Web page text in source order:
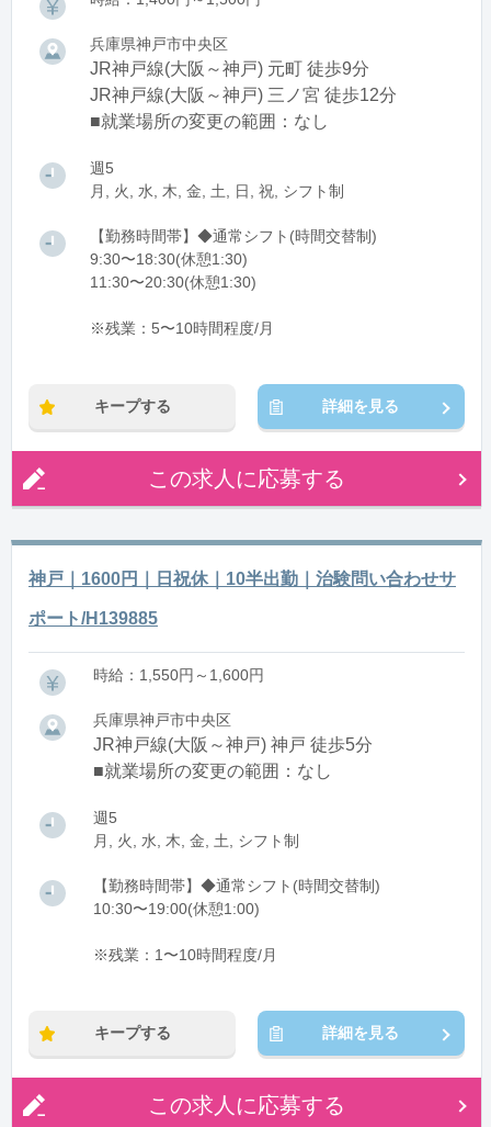
兵庫県神戸市中央区
JR神戸線(大阪～神戸) 元町 徒歩9分
JR神戸線(大阪～神戸) 三ノ宮 徒歩12分
■就業場所の変更の範囲：なし
週5
月, 火, 水, 木, 金, 土, 日, 祝, シフト制
【勤務時間帯】◆通常シフト(時間交替制)
9:30〜18:30(休憩1:30)
11:30〜20:30(休憩1:30)
※残業：5〜10時間程度/月
キープする 詳細を見る
この求人に応募する
神戸｜1600円｜日祝休｜10半出勤｜治験問い合わせサ
ポート/H139885
時給：1,550円～1,600円
兵庫県神戸市中央区
JR神戸線(大阪～神戸) 神戸 徒歩5分
■就業場所の変更の範囲：なし
週5
月, 火, 水, 木, 金, 土, シフト制
【勤務時間帯】◆通常シフト(時間交替制)
10:30〜19:00(休憩1:00)
※残業：1〜10時間程度/月
キープする 詳細を見る
この求人に応募する